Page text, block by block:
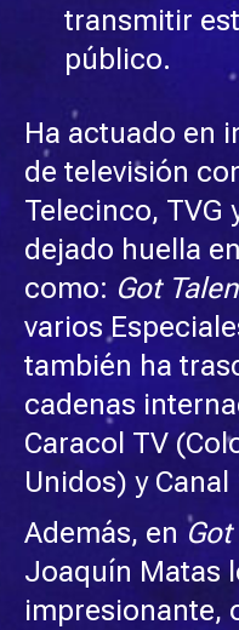
transmitir
público.
Ha actuado en
de televisión
Telecinco, TVG
dejado huella
como: Got
varios
también ha
cadenas
Caracol TV
Unidos) y
Además, en
Joaquín Matas
impresionante,